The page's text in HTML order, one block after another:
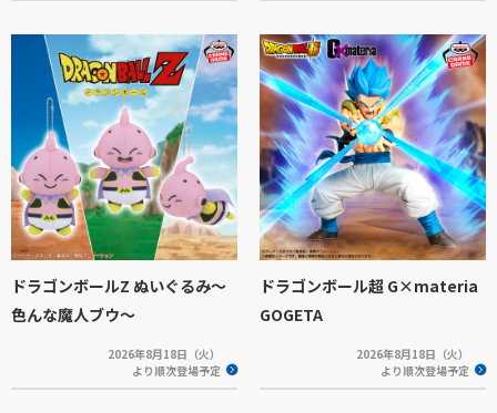
ドラゴンボールZ ぬいぐるみ～
色んな魔人ブウ～
2026年8月18日（火）
より順次登場予定
ドラゴンボール超 G×materia
GOGETA
2026年8月18日（火）
より順次登場予定